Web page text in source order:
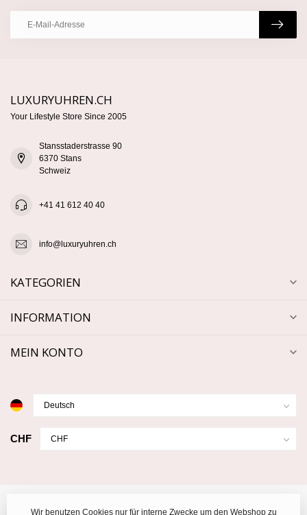
LUXURYUHREN.CH
Your Lifestyle Store Since 2005
Stansstaderstrasse 90
6370 Stans
Schweiz
+41 41 612 40 40
info@luxuryuhren.ch
KATEGORIEN
INFORMATION
MEIN KONTO
CHF
Wir benutzen Cookies nur für interne Zwecke um den Webshop zu